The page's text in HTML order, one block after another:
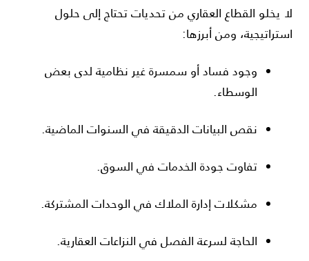
لا يخلو القطاع العقاري من تحديات تحتاج إلى حلول
استراتيجية، ومن أبرزها:
وجود فساد أو سمسرة غير نظامية لدى بعض
الوسطاء.
نقص البيانات الدقيقة في السنوات الماضية.
تفاوت جودة الخدمات في السوق.
مشكلات إدارة الملاك في الوحدات المشتركة.
الحاجة لسرعة الفصل في النزاعات العقارية.